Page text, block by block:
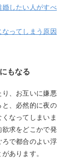
したい人がすべ
ってしまう原因
もなる
、お互いに嫌悪
、必然的に夜の
なってしまいま
求をどこかで発
で都合のよい浮
あります。